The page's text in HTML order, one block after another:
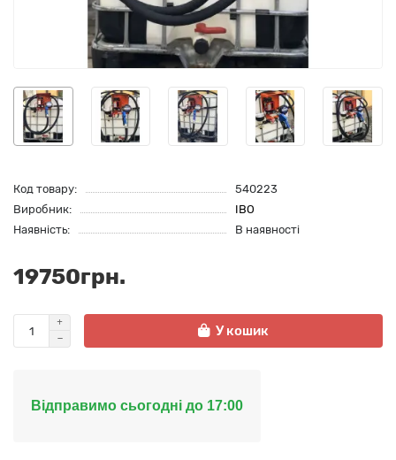
Код товару:
540223
Виробник:
IBO
Наявність:
В наявності
19750грн.
У кошик
Відправимо сьогодні до 17:00